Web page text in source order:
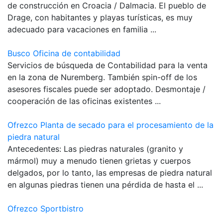
de construcción en Croacia / Dalmacia. El pueblo de
Drage, con habitantes y playas turísticas, es muy
adecuado para vacaciones en familia ...
Busco Oficina de contabilidad
Servicios de búsqueda de Contabilidad para la venta
en la zona de Nuremberg. También spin-off de los
asesores fiscales puede ser adoptado. Desmontaje /
cooperación de las oficinas existentes ...
Ofrezco Planta de secado para el procesamiento de la
piedra natural
Antecedentes: Las piedras naturales (granito y
mármol) muy a menudo tienen grietas y cuerpos
delgados, por lo tanto, las empresas de piedra natural
en algunas piedras tienen una pérdida de hasta el ...
Ofrezco Sportbistro